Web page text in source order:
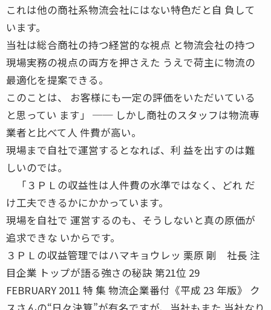
これは他の商社系物流会社にはない特色だと自 負して
います。
当社は総合商社の持つ経営的な視点 と物流会社の持つ
現場実務の視点の両方を押さえた うえで荷主に物流の
最適化を提案できる。
このことは、 お客様にも一定の評価をいただいている
と思ってい ます」 ── しかし商社のスタッフは物流専
業者と比べて人 件費が高い。
現場まで自社で運営するとなれば、利 益を出すのは難
しいのでは。
「３ＰＬの収益性は人件費の水準ではなく、どれ だ
け工夫できるかにかかっています。
現場を自社で 運営するのも、そうしないと真の原価が
追求できな いからです。
３ＰＬの収益管理ではハマキョウレッ 栗原 剛 社長 注
目企業 トップが語る強さの秘訣 第21位 29
FEBRUARY 2011 特 集 物流企業番付《平成 23 年版》 ク